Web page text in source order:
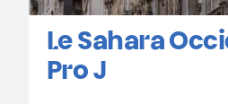
Le Sahara
Pro J